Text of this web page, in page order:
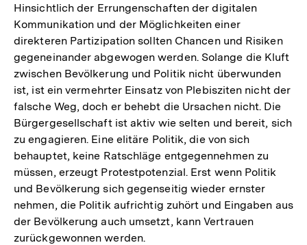
Hinsichtlich der Errungenschaften der digitalen
Kommunikation und der Möglichkeiten einer
direkteren Partizipation sollten Chancen und Risiken
gegeneinander abgewogen werden. Solange die Kluft
zwischen Bevölkerung und Politik nicht überwunden
ist, ist ein vermehrter Einsatz von Plebisziten nicht der
falsche Weg, doch er behebt die Ursachen nicht. Die
Bürgergesellschaft ist aktiv wie selten und bereit, sich
zu engagieren. Eine elitäre Politik, die von sich
behauptet, keine Ratschläge entgegennehmen zu
müssen, erzeugt Protestpotenzial. Erst wenn Politik
und Bevölkerung sich gegenseitig wieder ernster
nehmen, die Politik aufrichtig zuhört und Eingaben aus
der Bevölkerung auch umsetzt, kann Vertrauen
zurückgewonnen werden.